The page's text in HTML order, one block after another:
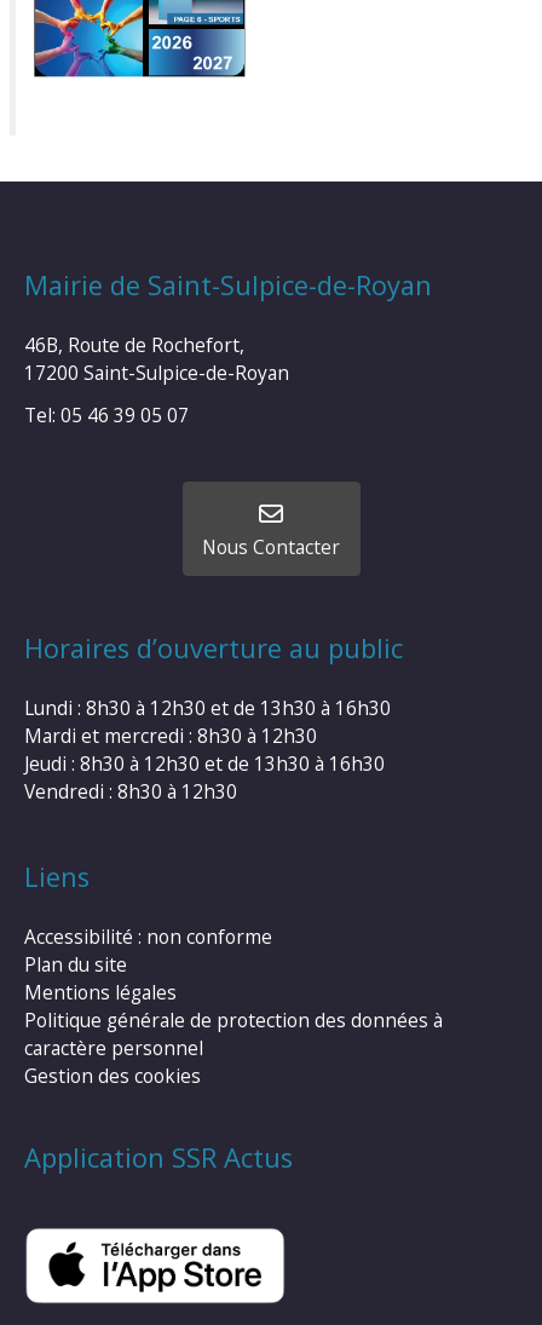
Mairie de Saint-Sulpice-de-Royan
46B, Route de Rochefort,
17200 Saint-Sulpice-de-Royan
Tel: 05 46 39 05 07
Nous Contacter
Horaires d’ouverture au public
Lundi : 8h30 à 12h30 et de 13h30 à 16h30
Mardi et mercredi : 8h30 à 12h30
Jeudi : 8h30 à 12h30 et de 13h30 à 16h30
Vendredi : 8h30 à 12h30
Liens
Accessibilité : non conforme
Plan du site
Mentions légales
Politique générale de protection des données à
caractère personnel
Gestion des cookies
Application SSR Actus